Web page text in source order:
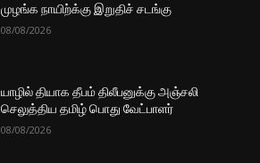
முழங்க நாயிற்க்கு இறுதிச் சடங்கு
08/08/2026
யாழில் தியாக தீபம் திலீபனுக்கு அஞ்சலி
செலுத்திய தமிழ் பொது வேட்பாளர்
08/08/2026